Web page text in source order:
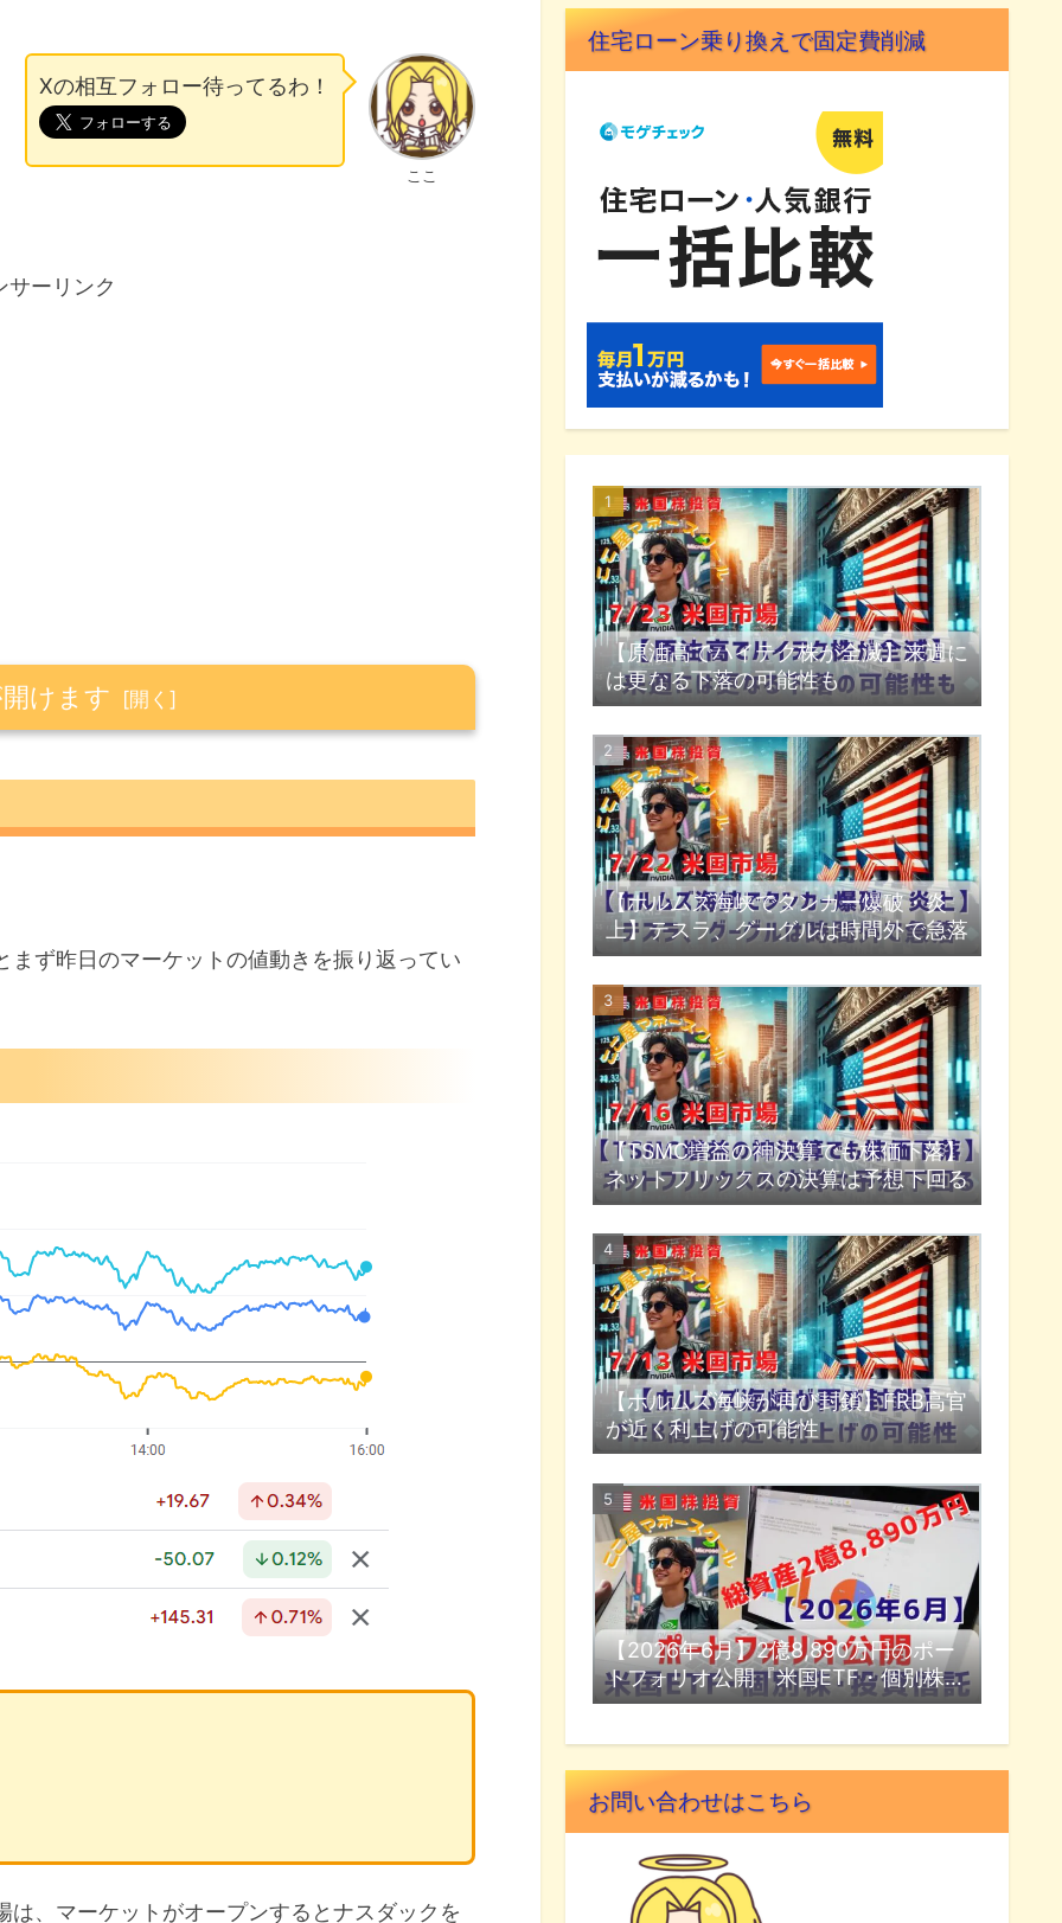
ここ
Xの相互フォロー待ってるわ！
サーリンク
けます
過熱問題
ず昨日のマーケットの値動きを振り返ってい
、マーケットがオープンするとナスダックを
住宅ローン乗り換えで固定費削減
【原油高でハイテク株が全滅】来週に
は更なる下落の可能性も
【ホルムズ海峡でタンカー爆破・炎
上】テスラ、グーグルは時間外で急落
【TSMC増益の神決算でも株価下落】
ネットフリックスの決算は予想下回る
【ホルムズ海峡が再び封鎖】FRB高官
が近く利上げの可能性
【2026年6月】2億8,890万円のポー
トフォリオ公開『米国ETF・個別株・
投資信託』
お問い合わせはこちら